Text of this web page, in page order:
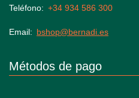
Teléfono +34 934 586 300
Email bshop@bernadi.es
Métodos de pago